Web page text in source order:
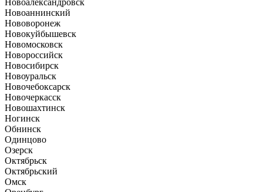
Новоалександровск
Новоаннинский
Нововоронеж
Новокуйбышевск
Новомосковск
Новороссийск
Новосибирск
Новоуральск
Новочебоксарск
Новочеркасск
Новошахтинск
Ногинск
Обнинск
Одинцово
Озерск
Октябрьск
Октябрьский
Омск